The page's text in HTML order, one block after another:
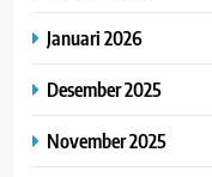
Januari 2026
Desember 2025
November 2025